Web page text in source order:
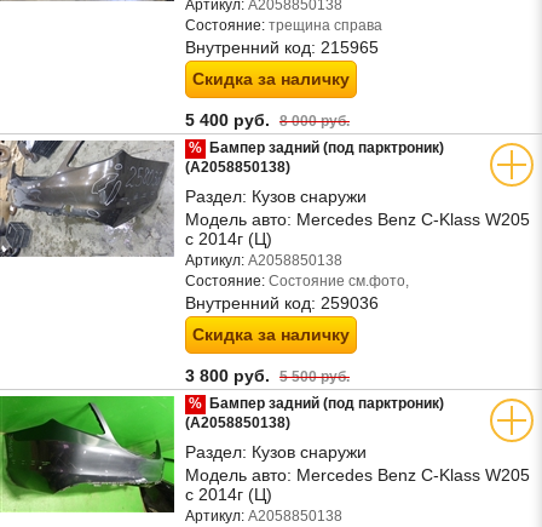
Артикул: A2058850138
Состояние: трещина справа
Внутренний код: 215965
Скидка за наличку
5 400 руб. 8 000 руб.
% Бампер задний (под парктроник)
(A2058850138)
Раздел: Кузов снаружи
Модель авто: Mercedes Benz C-Klass W205
с 2014г (Ц)
Артикул: A2058850138
Состояние: Состояние см.фото,
Внутренний код: 259036
Скидка за наличку
3 800 руб. 5 500 руб.
% Бампер задний (под парктроник)
(A2058850138)
Раздел: Кузов снаружи
Модель авто: Mercedes Benz C-Klass W205
с 2014г (Ц)
Артикул: A2058850138